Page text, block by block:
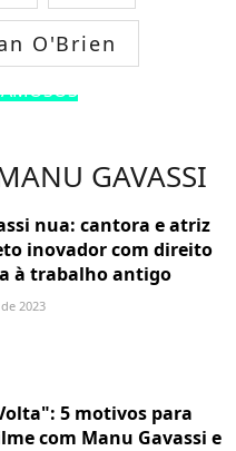
O'Brien
GAVASSI
nua: cantora e atriz
inovador com direito
à trabalho antigo
2023
5 motivos para
com Manu Gavassi e